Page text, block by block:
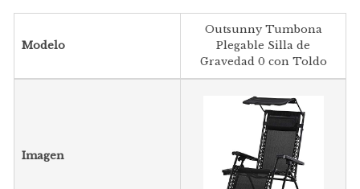
Modelo
Outsunny Tumbona
Plegable Silla de
Gravedad 0 con Toldo
Imagen